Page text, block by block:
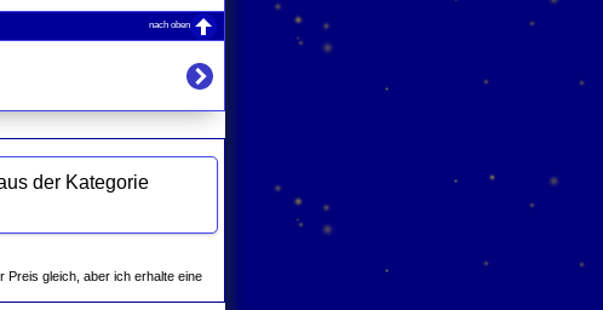
nach oben
Preis gleich, aber ich erhalte eine